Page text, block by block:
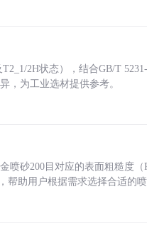
2H状态），结合GB/T
，为工业选材提供参考。
砂200目对应的表面粗糙度（
帮助用户根据需求选择合适的喷